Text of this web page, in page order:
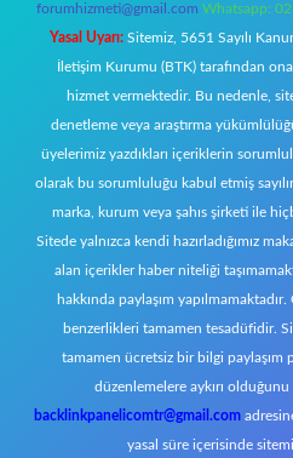
forumhizmeti@gmail.com Whatsapp:
Yasal Uyarı: Sitemiz, 5651 Sayılı
İletişim Kurumu (BTK) tarafından
hizmet vermektedir. Bu nedenle,
denetleme veya araştırma
üyelerimiz yazdıkları içeriklerin
olarak bu sorumluluğu kabul etmiş
marka, kurum veya şahıs şirketi ile
Sitede yalnızca kendi hazırladığımız
alan içerikler haber niteliği
hakkında paylaşım
benzerlikleri tamamen tesadüfidir.
tamamen ücretsiz bir bilgi paylaşım
düzenlemelere aykırı
backlinkpanelicomtr@gmail.com
yasal süre içerisinde